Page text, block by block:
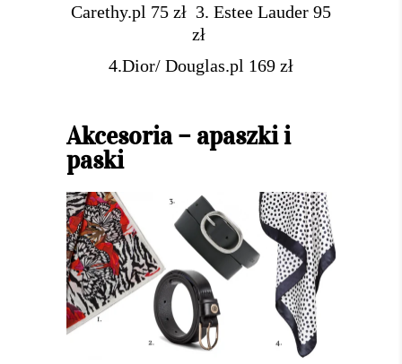
Carethy.pl 75 zł 3. Estee Lauder 95
zł
4.Dior/ Douglas.pl 169 zł
Akcesoria – apaszki i
paski